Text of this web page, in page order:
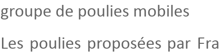
groupe de poulies mobiles
Les poulies proposées par